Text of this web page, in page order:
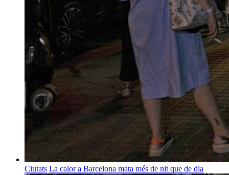
Ciutats La calor a Barcelona mata més de nit que de dia